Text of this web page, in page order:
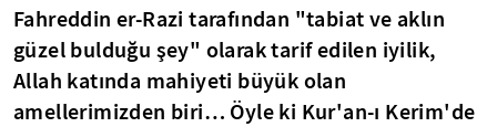
Fahreddin er-Razi tarafından "tabiat ve aklın
güzel bulduğu şey" olarak tarif edilen iyilik,
Allah katında mahiyeti büyük olan
amellerimizden biri… Öyle ki Kur'an-ı Kerim'de